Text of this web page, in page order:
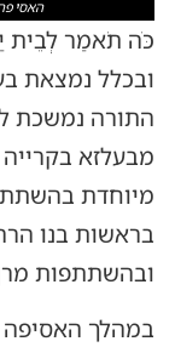
כֹּה תֹאמַר לְבֵית
ובכלל נמצאת
התורה נמשכת
מבעלזא
מיוחדת
בראשות בנו
ובהשתתפות
במהלך